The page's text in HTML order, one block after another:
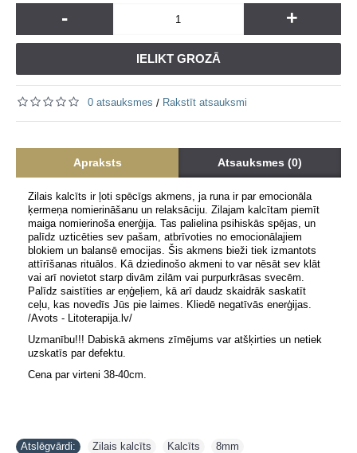
- +
IELIKT GROZĀ
0 atsauksmes / Rakstīt atsauksmi
Apraksts Atsauksmes (0)
Zilais kalcīts ir ļoti spēcīgs akmens, ja runa ir par emocionāla
ķermeņa nomierināšanu un relaksāciju. Zilajam kalcītam piemīt
maiga nomierinoša enerģija. Tas palielina psihiskās spējas, un
palīdz uzticēties sev pašam, atbrīvoties no emocionālajiem
blokiem un balansē emocijas. Šis akmens bieži tiek izmantots
attīrīšanas rituālos. Kā dziedinošo akmeni to var nēsāt sev klāt
vai arī novietot starp divām zilām vai purpurkrāsas svecēm.
Palīdz saistīties ar eņģeļiem, kā arī daudz skaidrāk saskatīt
ceļu, kas novedīs Jūs pie laimes. Kliedē negatīvās enerģijas.
/Avots - Litoterapija.lv/
Uzmanību!!! Dabiskā akmens zīmējums var atšķirties un netiek
uzskatīs par defektu.
Cena par virteni 38-40cm.
Atslēgvārdi: Zilais kalcīts Kalcīts 8mm